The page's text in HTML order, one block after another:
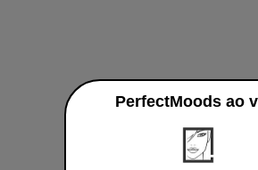
PerfectMoods ao